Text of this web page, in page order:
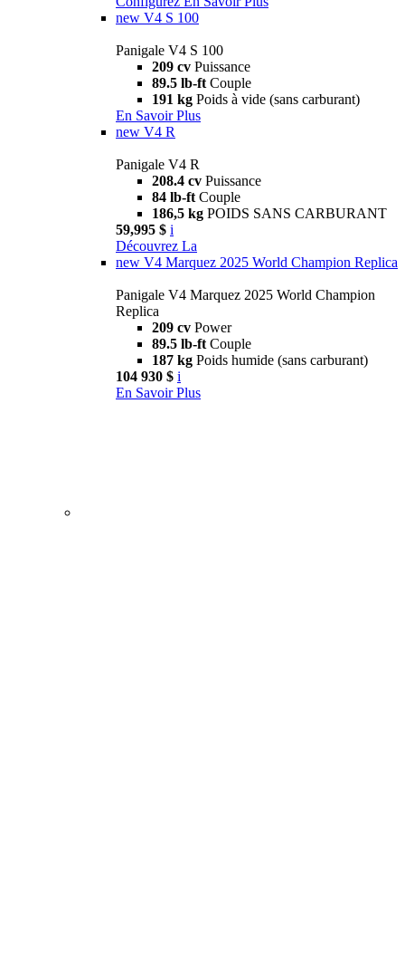
new V4 S 100
Panigale V4 S 100
209 cv Puissance
89.5 lb-ft Couple
191 kg Poids à vide (sans carburant)
En Savoir Plus
new V4 R
Panigale V4 R
208.4 cv Puissance
84 lb-ft Couple
186,5 kg POIDS SANS CARBURANT
59,995 $ i
Découvrez La
new V4 Marquez 2025 World Champion Replica
Panigale V4 Marquez 2025 World Champion
Replica
209 cv Power
89.5 lb-ft Couple
187 kg Poids humide (sans carburant)
104 930 $ i
En Savoir Plus